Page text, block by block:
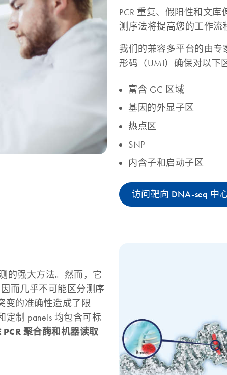
PCR 重复、假阳性和文
测序法将提高您的工作流
我们的兼容多平台的由专
形码（UMI）确保对以下
富含 GC 区域
基因的外显子区
热点区
SNP
内含子和启动子区
访问靶向 DNA-seq 中
的强大方法。然而，它
而几乎不可能区分测序
变的准确性造成了限
制 panels 均包含可标
PCR 聚合酶和机器读取